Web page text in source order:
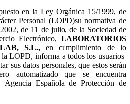
en la Ley Orgánica 15/1999, de
Personal (LOPD)su normativa de
de 11 de julio, de la Sociedad de
Electrónico, LABORATORIOS
S.L.,en cumplimiento de lo
LOPD, informa a todos los usuarios
sus datos personales, que estos serán
automatizado que se encuentra
Agencia Española de Protección de